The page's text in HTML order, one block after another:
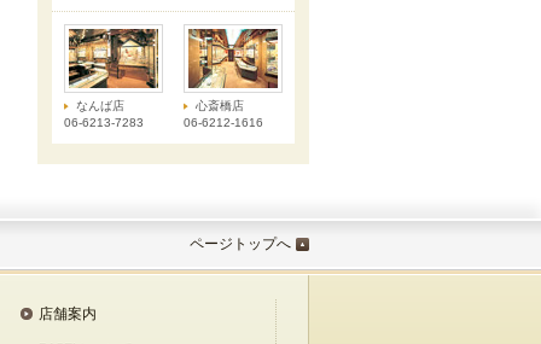
なんば店
06-6213-7283
心斎橋店
06-6212-1616
ページトップへ
店舗案内